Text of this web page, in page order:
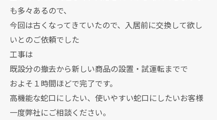
も多々あるので、
今回は古くなってきていたので、入居前に交換して欲し
いとのご依頼でした
工事は
既設分の撤去から新しい商品の設置・試運転までで
およそ１時間ほどで完了です。
高機能な蛇口にしたい、使いやすい蛇口にしたいお客様
一度弊社にご相談ください。